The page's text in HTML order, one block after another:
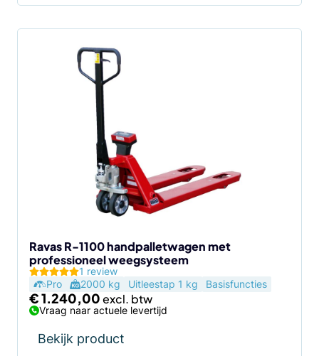
Ravas R-1100 handpalletwagen met
professioneel weegsysteem
1 review
Pro
2000 kg Uitleestap 1 kg Basisfuncties
€1.240,00
Vraag naar actuele levertijd
Bekijk product